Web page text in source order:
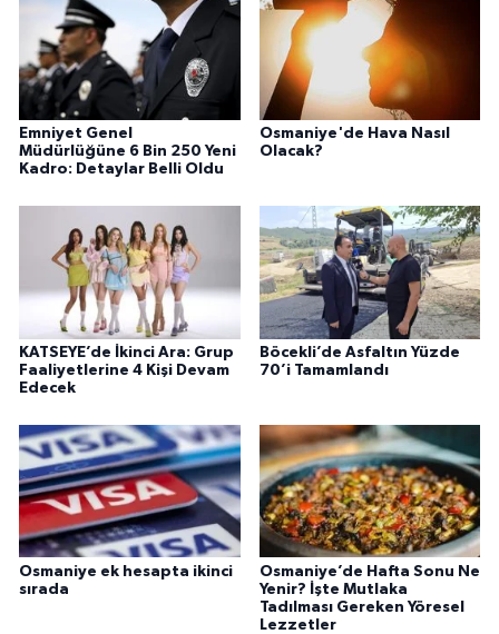
Emniyet Genel
Müdürlüğüne 6 Bin 250 Yeni
Kadro: Detaylar Belli Oldu
Osmaniye'de Hava Nasıl
Olacak?
KATSEYE’de İkinci Ara: Grup
Faaliyetlerine 4 Kişi Devam
Edecek
Böcekli’de Asfaltın Yüzde
70’i Tamamlandı
Osmaniye ek hesapta ikinci
sırada
Osmaniye’de Hafta Sonu Ne
Yenir? İşte Mutlaka
Tadılması Gereken Yöresel
Lezzetler